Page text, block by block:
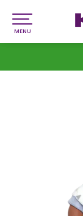
MENU